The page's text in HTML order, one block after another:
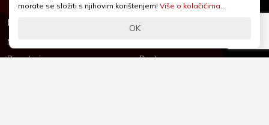
Informacije
Novosti & Promocije
Brandovi
Podrška
Dostava
morate se složiti s njihovim korištenjem! Više o kolačićima...
OK